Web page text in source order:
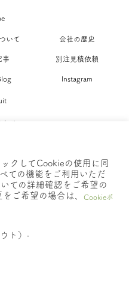
いて 会社の歴史
事 別注見積依頼
Instagram
わせ
All Rights Reserved.
クしてCookieの使用に同
ての機能をご利用いただ
ての詳細確認をご希望の
ご希望の場合は、
Cookieポ
ト） .